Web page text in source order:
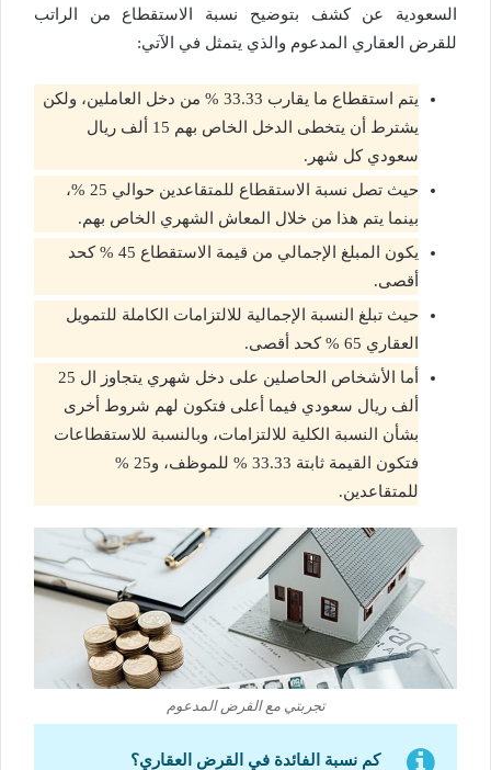
السعودية عن كشف بتوضيح نسبة الاستقطاع من الراتب
للقرض العقاري المدعوم والذي يتمثل في الآتي:
يتم استقطاع ما يقارب 33.33 % من دخل العاملين، ولكن
يشترط أن يتخطى الدخل الخاص بهم 15 ألف ريال
سعودي كل شهر.
حيث تصل نسبة الاستقطاع للمتقاعدين حوالي 25 %،
بينما يتم هذا من خلال المعاش الشهري الخاص بهم.
يكون المبلغ الإجمالي من قيمة الاستقطاع 45 % كحد
أقصى.
حيث تبلغ النسبة الإجمالية للالتزامات الكاملة للتمويل
العقاري 65 % كحد أقصى.
أما الأشخاص الحاصلين على دخل شهري يتجاوز ال 25
ألف ريال سعودي فيما أعلى فتكون لهم شروط أخرى
بشأن النسبة الكلية للالتزامات، وبالنسبة للاستقطاعات
فتكون القيمة ثابتة 33.33 % للموظف، و25 %
للمتقاعدين.
تجربتي مع القرض المدعوم
كم نسبة الفائدة في القرض العقاري؟